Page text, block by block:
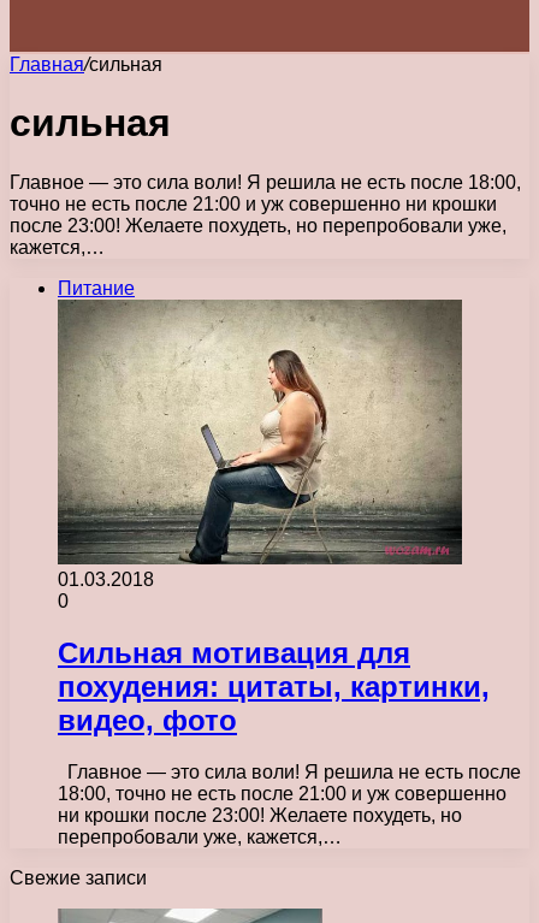
Главная/сильная
сильная
Главное — это сила воли! Я решила не есть после 18:00,
точно не есть после 21:00 и уж совершенно ни крошки
после 23:00! Желаете похудеть, но перепробовали уже,
кажется,…
Питание
01.03.2018
0
Сильная мотивация для
похудения: цитаты, картинки,
видео, фото
Главное — это сила воли! Я решила не есть после
18:00, точно не есть после 21:00 и уж совершенно
ни крошки после 23:00! Желаете похудеть, но
перепробовали уже, кажется,…
Свежие записи